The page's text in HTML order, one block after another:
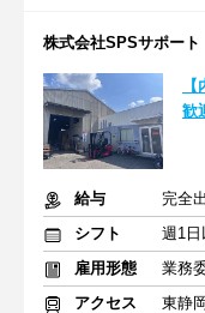
株式会社SPSサポート
歓
給与
完全
シフト
週1日
雇用形態
業務
アクセス
東静